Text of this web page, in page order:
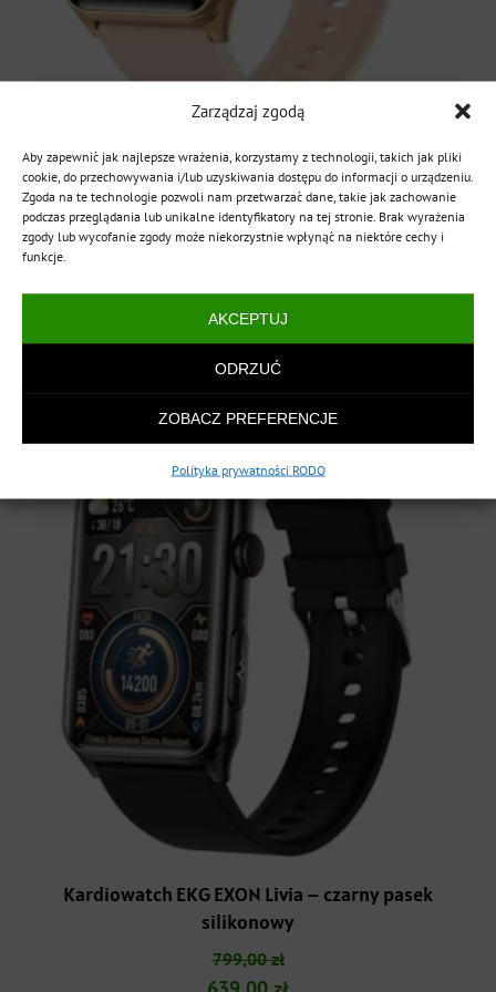
Zarządzaj zgodą
Aby zapewnić jak najlepsze wrażenia, korzystamy z technologii, takich jak pliki
cookie, do przechowywania i/lub uzyskiwania dostępu do informacji o urządzeniu.
Zgoda na te technologie pozwoli nam przetwarzać dane, takie jak zachowanie
podczas przeglądania lub unikalne identyfikatory na tej stronie. Brak wyrażenia
zgody lub wycofanie zgody może niekorzystnie wpłynąć na niektóre cechy i
funkcje.
AKCEPTUJ
ODRZUĆ
ZOBACZ PREFERENCJE
Polityka prywatności RODO
Kardiowatch EKG EXON Livia – różowy pasek
silikonowy
799,00zł
Pierwotna
wynosiła:
799,00 zł.
639,00złAktualna
639,00 zł.
DODAJ DO KOSZYKA
Kardiowatch EKG EXON Livia – czarny pasek
silikonowy
799,00zł